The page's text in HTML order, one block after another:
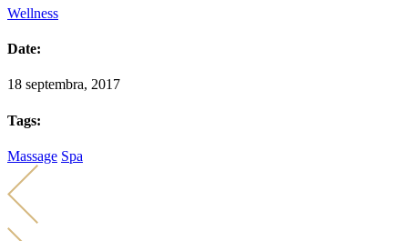
Wellness
Date:
18 septembra, 2017
Tags:
Massage Spa